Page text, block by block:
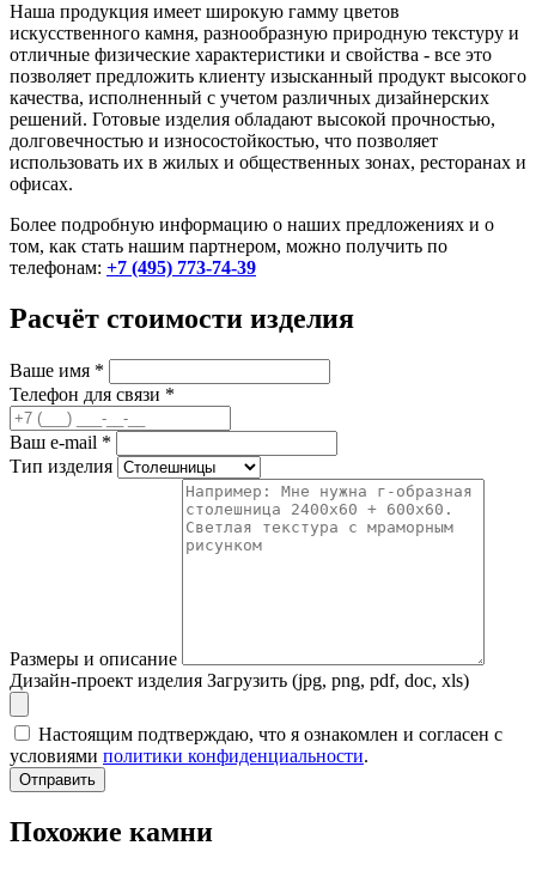
Наша продукция имеет широкую гамму цветов
искусственного камня, разнообразную природную текстуру и
отличные физические характеристики и свойства - все это
позволяет предложить клиенту изысканный продукт высокого
качества, исполненный с учетом различных дизайнерских
решений. Готовые изделия обладают высокой прочностью,
долговечностью и износостойкостью, что позволяет
использовать их в жилых и общественных зонах, ресторанах и
офисах.
Более подробную информацию о наших предложениях и о
том, как стать нашим партнером, можно получить по
телефонам: +7 (495) 773-74-39
Расчёт стоимости изделия
Ваше имя *
Телефон для связи *
Ваш e-mail *
Тип изделия
Размеры и описание
Дизайн-проект изделия Загрузить (jpg, png, pdf, doc, xls)
Настоящим подтверждаю, что я ознакомлен и согласен с
условиями политики конфиденциальности.
Отправить
Похожие камни